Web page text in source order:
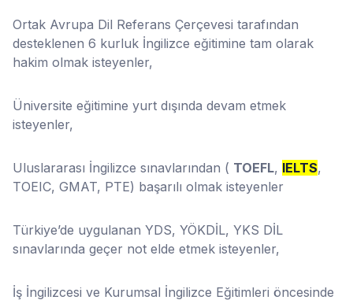
Ortak Avrupa Dil Referans Çerçevesi tarafından
desteklenen 6 kurluk İngilizce eğitimine tam olarak
hakim olmak isteyenler,
Üniversite eğitimine yurt dışında devam etmek
isteyenler,
Uluslararası İngilizce sınavlarından ( TOEFL, IELTS,
TOEIC, GMAT, PTE) başarılı olmak isteyenler
Türkiye’de uygulanan YDS, YÖKDİL, YKS DİL
sınavlarında geçer not elde etmek isteyenler,
İş İngilizcesi ve Kurumsal İngilizce Eğitimleri öncesinde